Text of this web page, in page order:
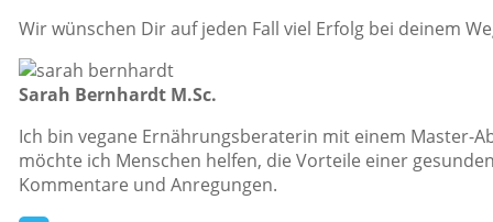
Wir wünschen Dir auf jeden Fall viel Erfolg bei deinem
Sarah Bernhardt M.Sc.
Ich bin vegane Ernährungsberaterin mit einem Master-
möchte ich Menschen helfen, die Vorteile einer
Kommentare und Anregungen.